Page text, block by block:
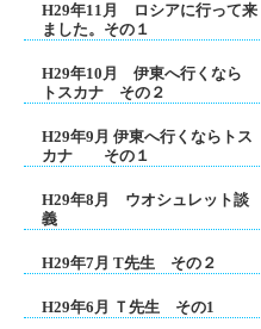
H29年11月 ロシアに行って来
ました。その１
H29年10月 伊東へ行くなら
トスカナ その２
H29年9月 伊東へ行くならトス
カナ その１
H29年8月 ウオシュレット談
義
H29年7月 T先生 その２
H29年6月 Ｔ先生 その1